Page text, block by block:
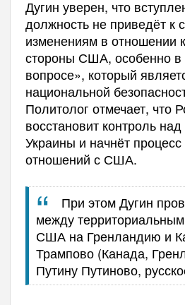
Дугин уверен, что
должность не приведёт к
изменениям в отношении
стороны США, особенно в
вопросе», который
национальной
Политолог отмечает, что
восстановит контроль
Украины и начнёт
отношений с США.
При этом Дугин
между
США на Гренландию и
Трампово (Канада,
Путину Путиново,